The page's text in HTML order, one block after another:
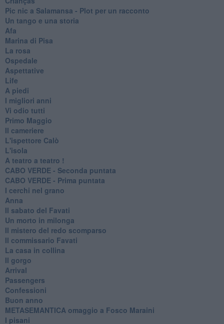
Pic nic a Salamansa - Plot per un racconto
Un tango e una storia
Afa
Marina di Pisa
La rosa
Ospedale
Aspettative
Life
A piedi
I migliori anni
Vi odio tutti
Primo Maggio
Il cameriere
L'ispettore Calò
L'isola
A teatro a teatro !
CABO VERDE - Seconda puntata
CABO VERDE - Prima puntata
I cerchi nel grano
Anna
Il sabato del Favati
Un morto in milonga
Il mistero del redo scomparso
Il commissario Favati
La casa in collina
Il gorgo
Arrival
Passengers
Confessioni
Buon anno
METASEMANTICA omaggio a Fosco Maraini
I pisani